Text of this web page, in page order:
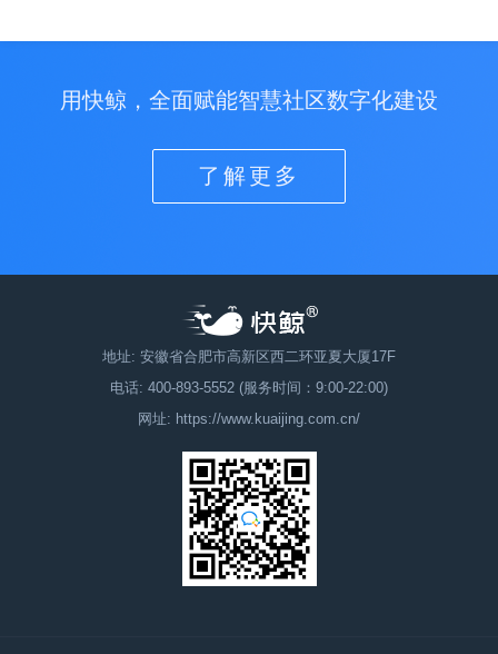
用快鲸，全面赋能智慧社区数字化建设
了解更多
地址: 安徽省合肥市高新区西二环亚夏大厦17F
电话: 400-893-5552 (服务时间：9:00-22:00)
网址: https://www.kuaijing.com.cn/